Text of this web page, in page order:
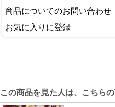
商品についてのお問い合わせ
お気に入りに登録
この商品を見た人は、こちら